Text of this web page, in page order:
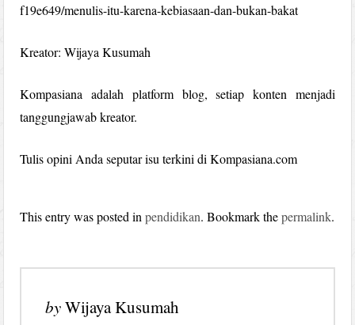
f19e649/menulis-itu-karena-kebiasaan-dan-bukan-bakat
Kreator: Wijaya Kusumah
Kompasiana adalah platform blog, setiap konten menjadi
tanggungjawab kreator.
Tulis opini Anda seputar isu terkini di Kompasiana.com
This entry was posted inpendidikan. Bookmark thepermalink.
byWijaya Kusumah